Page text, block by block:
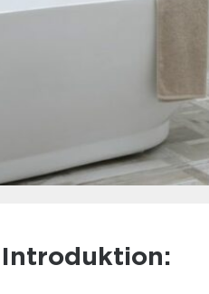
Introduktion: